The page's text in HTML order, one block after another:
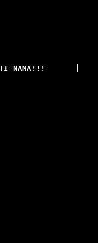
NAMA!!!